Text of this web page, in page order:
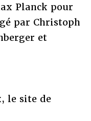
Planck pour
par Christoph
et
le site de